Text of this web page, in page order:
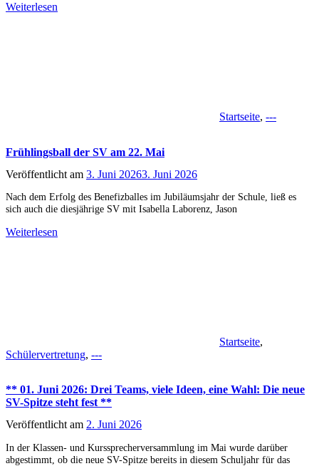
Weiterlesen
Startseite, ---
Frühlingsball der SV am 22. Mai
Veröffentlicht am 3. Juni 20263. Juni 2026
Nach dem Erfolg des Benefizballes im Jubiläumsjahr der Schule, ließ es
sich auch die diesjährige SV mit Isabella Laborenz, Jason
Weiterlesen
Startseite,
Schülervertretung, ---
** 01. Juni 2026: Drei Teams, viele Ideen, eine Wahl: Die neue
SV-Spitze steht fest **
Veröffentlicht am 2. Juni 2026
In der Klassen- und Kurssprecherversammlung im Mai wurde darüber
abgestimmt, ob die neue SV-Spitze bereits in diesem Schuljahr für das